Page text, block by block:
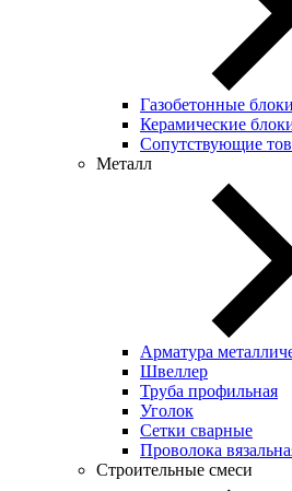
Газобетонные блоки
Керамические
Сопутствующие
Металл
Арматура
Швеллер
Труба профильная
Уголок
Сетки сварные
Проволока
Строительные смеси